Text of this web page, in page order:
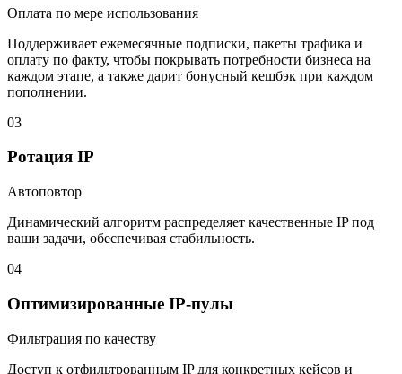
Оплата по мере использования
Поддерживает ежемесячные подписки, пакеты трафика и
оплату по факту, чтобы покрывать потребности бизнеса на
каждом этапе, а также дарит бонусный кешбэк при каждом
пополнении.
03
Ротация IP
Автоповтор
Динамический алгоритм распределяет качественные IP под
ваши задачи, обеспечивая стабильность.
04
Оптимизированные IP-пулы
Фильтрация по качеству
Доступ к отфильтрованным IP для конкретных кейсов и